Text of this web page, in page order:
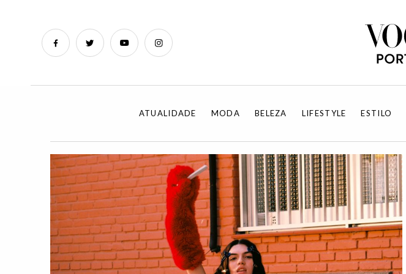
ATUALIDADE MODA BELEZA LIFESTYLE ESTILO